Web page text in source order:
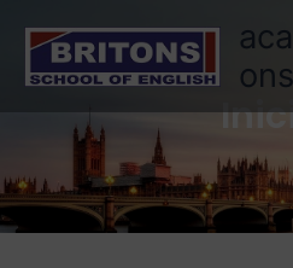
contenido
ons